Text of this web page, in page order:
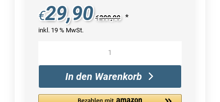
€29,90 €209,90 *
inkl. 19 % MwSt.
Professional
Plus
In den Warenkorb